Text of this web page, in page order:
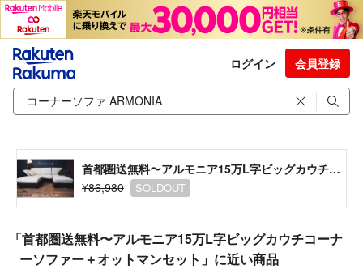
ログイン 会員登録
首都圏送無料〜アルモニア15万L字ビッグカウチコーナーソファー＋オットマンセット
¥86,980
SOLDOUT
「首都圏送無料〜アルモニア15万L字ビッグカウチコーナ
ーソファー＋オットマンセット」に近い商品